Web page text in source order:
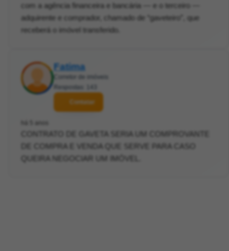
com a agência financeira e bancária — e o terceiro —
adquirente e comprador, chamado de “gaveteiro”, que
receberá o imóvel transferido.
Fatima
Corretor de imóveis
Respostas: 143
Contatar
há 5 anos
CONTRATO DE GAVETA SERIA UM COMPROVANTE
DE COMPRA E VENDA QUE SERVE PARA CASO
QUEIRA NEGOCIAR UM IMÓVEL.